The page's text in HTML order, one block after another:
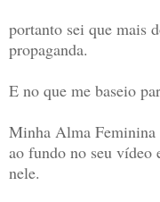
portanto sei que mais
propaganda.
E no que me baseio
Minha Alma Feminina
ao fundo no seu vídeo
nele.